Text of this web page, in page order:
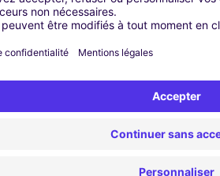
L'ADOUR (C)
DE MARSAN (P)